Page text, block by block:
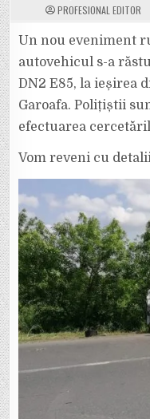
PROFESIONAL EDITOR
Un nou eveniment
autovehicul s-a
DN2 E85, la ieșirea
Garoafa. Polițiștii
efectuarea
Vom reveni cu